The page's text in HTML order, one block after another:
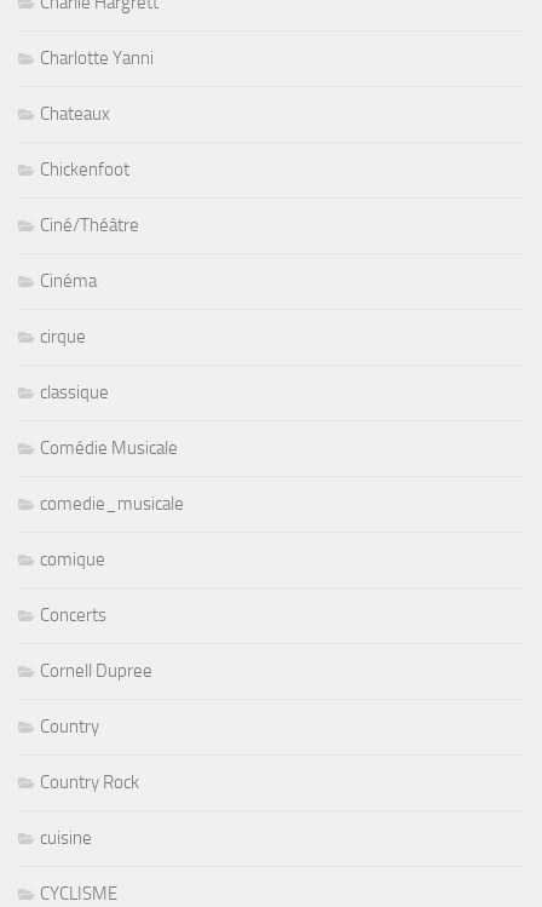
Charlotte Yanni
Chateaux
Chickenfoot
Ciné/Théâtre
Cinéma
cirque
classique
Comédie Musicale
comedie_musicale
comique
Concerts
Cornell Dupree
Country
Country Rock
cuisine
CYCLISME